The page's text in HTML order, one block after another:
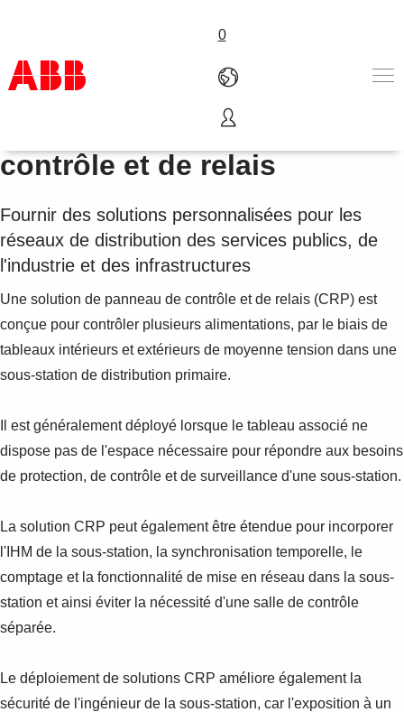
0
Produits & Services
Industries
A propos
Où acheter
Contactez-nous
Solutions de panneaux de
contrôle et de relais
Fournir des solutions personnalisées pour les
réseaux de distribution des services publics, de
l'industrie et des infrastructures
Une solution de panneau de contrôle et de relais (CRP) est
conçue pour contrôler plusieurs alimentations, par le biais de
tableaux intérieurs et extérieurs de moyenne tension dans une
sous-station de distribution primaire.
Il est généralement déployé lorsque le tableau associé ne
dispose pas de l'espace nécessaire pour répondre aux besoins
de protection, de contrôle et de surveillance d'une sous-station.
La solution CRP peut également être étendue pour incorporer
l'IHM de la sous-station, la synchronisation temporelle, le
comptage et la fonctionnalité de mise en réseau dans la sous-
station et ainsi éviter la nécessité d'une salle de contrôle
séparée.
Le déploiement de solutions CRP améliore également la
sécurité de l'ingénieur de la sous-station, car l'exposition à un